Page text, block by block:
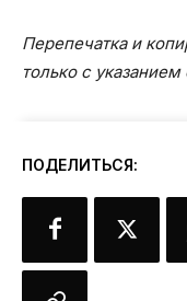
Перепечатка и
только с
ПОДЕЛИТЬСЯ: